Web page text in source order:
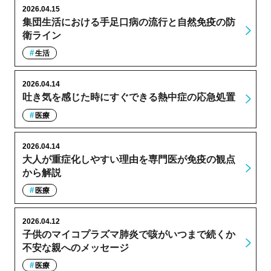
集団生活における手足口病の流行と自然免疫の防
衛ライン
2026.04.15
生活
吐き気を感じた時にすぐできる熱中症の応急処置
2026.04.14
医療
大人が重症化しやすい理由を専門医が免疫の観点
から解説
2026.04.14
医療
子供のマイコプラズマ肺炎で咳がいつまで続くか
不安な親へのメッセージ
2026.04.12
医療